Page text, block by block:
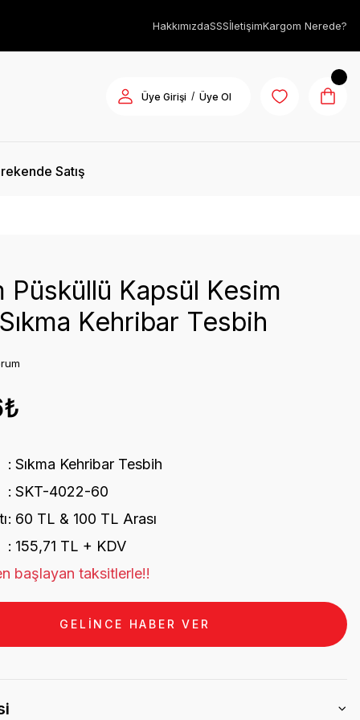
HakkımızdaSSSİletişimKargom Nerede?
Üye Girişi / Üye Ol
Satış
Püsküllü Kapsül Kesim
Kehribar Tesbih
Sıkma Kehribar Tesbih
SKT-4022-60
60 TL & 100 TL Arası
155,71 TL + KDV
başlayan taksitlerle!!
GELİNCE HABER VER